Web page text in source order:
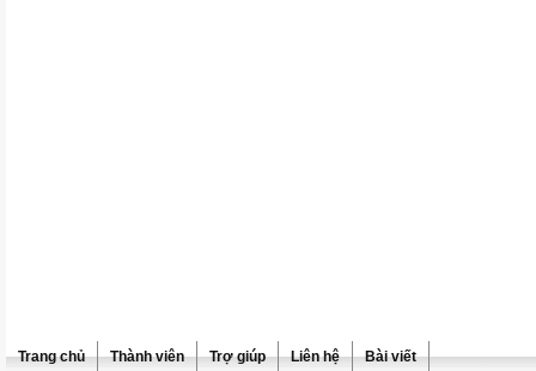
Trang chủ Thành viên Trợ giúp Liên hệ Bài viết